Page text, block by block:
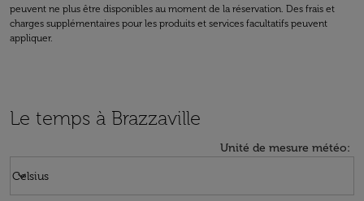
peuvent ne plus être disponibles au moment de la réservation. Des frais et
charges supplémentaires pour les produits et services facultatifs peuvent
appliquer.
Le temps à Brazzaville
Unité de mesure météo:
Celsius
keyboard_arrow_down